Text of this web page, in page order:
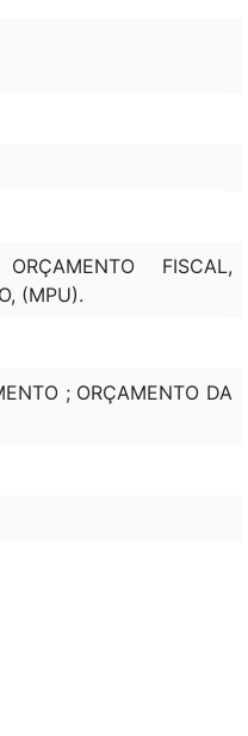
FISCAL,
(MPU).
; ORÇAMENTO DA